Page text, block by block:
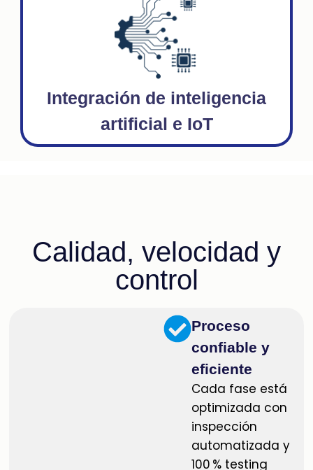
Integración de inteligencia
artificial e IoT
Calidad, velocidad y
control
Proceso
confiable y
eficiente
Cada fase está
optimizada con
inspección
automatizada y
100 % testing